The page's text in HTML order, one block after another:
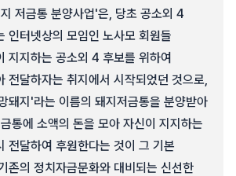
저금통 분양사업'은, 당초 공소외 4
인터넷상의 모임인 노사모 회원들
지지하는 공소외 4 후보를 위하여
전달하자는 취지에서 시작되었던 것으로,
돼지'라는 이름의 돼지저금통을 분양받아
통에 소액의 돈을 모아 자신이 지지하는
전달하여 후원한다는 것이 그 기본
존의 정치자금문화와 대비되는 신선한